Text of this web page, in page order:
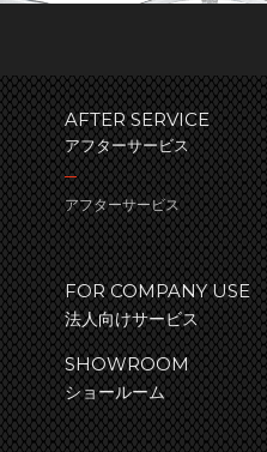
AFTER SERVICE
アフターサービス
アフターサービス
FOR COMPANY USE
法人向けサービス
SHOWROOM
ショールーム